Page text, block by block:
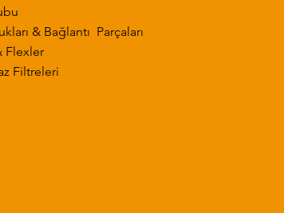
& Bağlantı Parçaları
Flexler
Filtreleri